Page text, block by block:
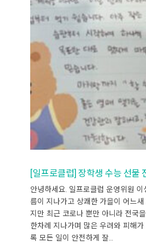
[일프로클럽] 장학생 수능 선물
안녕하세요. 일프로클럽 운영위원
름이 지나가고 상쾌한 가을이 어느
지만 최근 코로나 뿐만 아니라 전국
한차례 지나가며 많은 우려와 피해
록 모든 일이 안전하게 잘…